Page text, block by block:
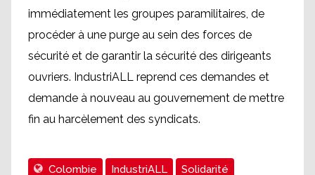
immédiatement les groupes paramilitaires, de
procéder à une purge au sein des forces de
sécurité et de garantir la sécurité des dirigeants
ouvriers. IndustriALL reprend ces demandes et
demande à nouveau au gouvernement de mettre
fin au harcèlement des syndicats.
Colombie IndustriALL Solidarité